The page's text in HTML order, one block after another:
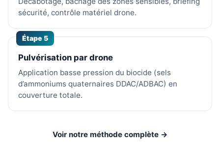
sécurité, contrôle matériel drone.
Étape 5
Pulvérisation par drone
Application basse pression du biocide (sels
d’ammoniums quaternaires DDAC/ADBAC) en
couverture totale.
Voir notre méthode complète →